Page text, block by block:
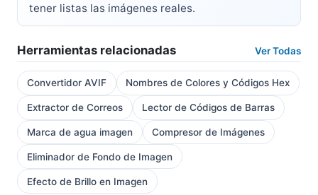
tener listas las imágenes reales.
Herramientas relacionadas Ver Todas
Convertidor AVIF Nombres de Colores y Códigos Hex
Extractor de Correos Lector de Códigos de Barras
Marca de agua imagen Compresor de Imágenes
Eliminador de Fondo de Imagen
Efecto de Brillo en Imagen